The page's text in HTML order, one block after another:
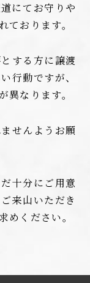
にてお守りや
おります。
する方に譲渡
行動ですが、
なります。
せんようお願
十分にご用意
来山いただき
めください。